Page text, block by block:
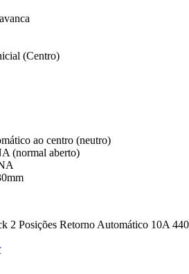
(Centro)
ao centro (neutro)
(normal aberto)
2 Posições Retorno Automático 10A